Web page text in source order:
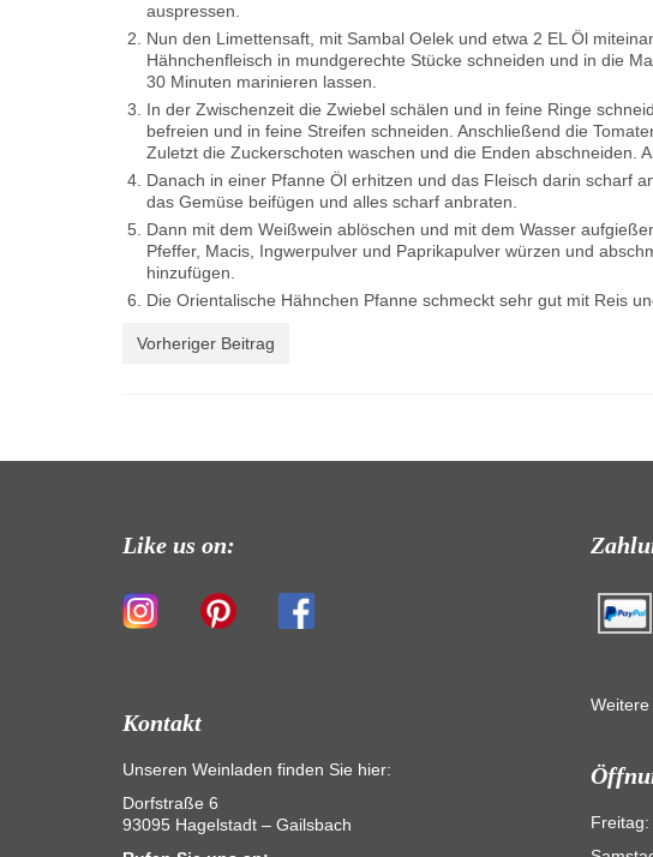
auspressen.
Nun den Limettensaft, mit Sambal Oelek und etwa 2 EL Öl
Hähnchenfleisch in mundgerechte Stücke schneiden und in die
30 Minuten marinieren lassen.
In der Zwischenzeit die Zwiebel schälen und in feine Ringe
befreien und in feine Streifen schneiden. Anschließend die
Zuletzt die Zuckerschoten waschen und die Enden abschneiden.
Danach in einer Pfanne Öl erhitzen und das Fleisch darin scharf
das Gemüse beifügen und alles scharf anbraten.
Dann mit dem Weißwein ablöschen und mit dem Wasser
Pfeffer, Macis, Ingwerpulver und Paprikapulver würzen und
hinzufügen.
Die Orientalische Hähnchen Pfanne schmeckt sehr gut mit Reis
Vorheriger Beitrag
Like us on:
Kontakt
Unseren Weinladen finden Sie hier:
Dorfstraße 6
93095 Hagelstadt – Gailsbach